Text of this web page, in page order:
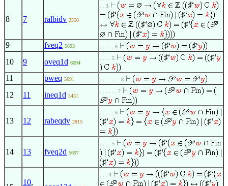
8 7 ralbidv 2550
. . 3
♯
♯
♯
♯
♯
♯
9
fveq2 5693 . . . . . 6 ♯
♯
10
9 oveq1d 6094
. . . . 5 ♯ ♯
11 pweq 3691 . . . . . . . 8
12 11 ineq1d 3431
. . . . . . 7
13 12 rabeqdv 2815
. . . . . 6
♯ ♯
14 13 fveq2d 5697
. . . . 5
♯
♯
♯
♯
10,
. . . 4 ♯
♯
♯
♯